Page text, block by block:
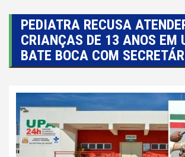
PEDIATRA RECUSA
CRIANÇAS DE 13 ANOS EM
BATE BOCA COM